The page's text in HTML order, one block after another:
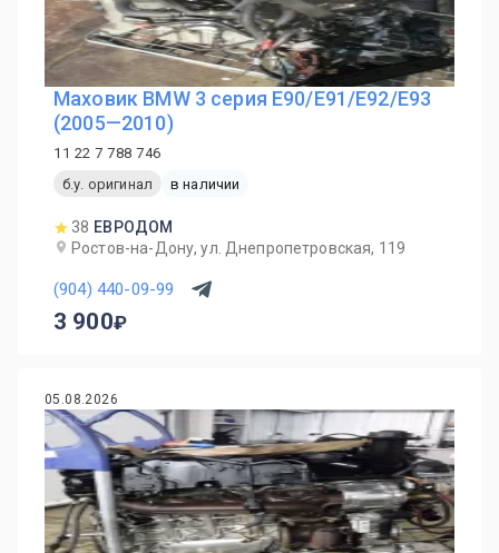
Маховик BMW 3 серия E90/E91/E92/E93
(2005—2010)
11 22 7 788 746
б.у. оригинал
в наличии
38 ЕВРОДОМ
Ростов-на-Дону, ул. Днепропетровская, 119
(904) 440-09-99
3 900
05.08.2026